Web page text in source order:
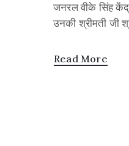
जनरल वीके सिंह
उनकी श्रीमती जी
Read More